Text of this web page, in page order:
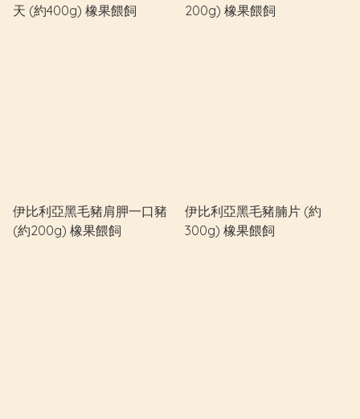
天 (約400g) 橡果餵飼
200g) 橡果餵飼
伊比利亞黑毛豬肩胛一口豬
(約200g) 橡果餵飼
伊比利亞黑毛豬腩片 (約
300g) 橡果餵飼